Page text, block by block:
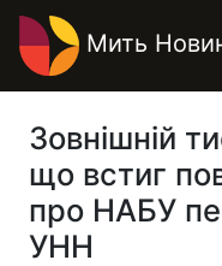
Мить
Зовнішній
що встиг
про НАБУ
УНН